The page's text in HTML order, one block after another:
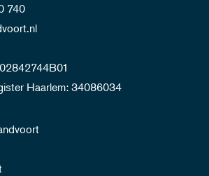
740
Haarlem: 34086034